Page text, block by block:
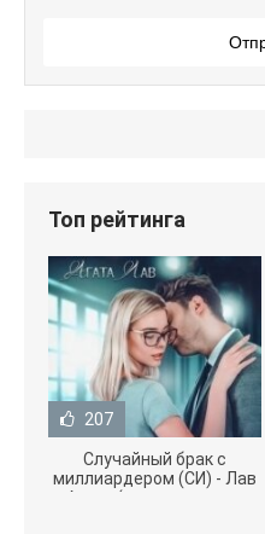
Топ рейтинга
207
Случайный брак с
миллиардером (СИ) - Лав
Агата (полная версия